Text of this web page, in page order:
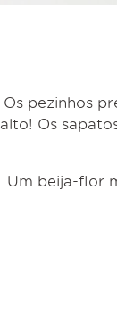
Os pezinhos
alto! Os
Um beija-flor